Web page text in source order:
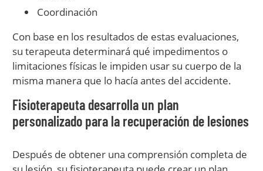
Coordinación
Con base en los resultados de estas evaluaciones,
su terapeuta determinará qué impedimentos o
limitaciones físicas le impiden usar su cuerpo de la
misma manera que lo hacía antes del accidente.
Fisioterapeuta desarrolla un plan
personalizado para la recuperación de lesiones
Después de obtener una comprensión completa de